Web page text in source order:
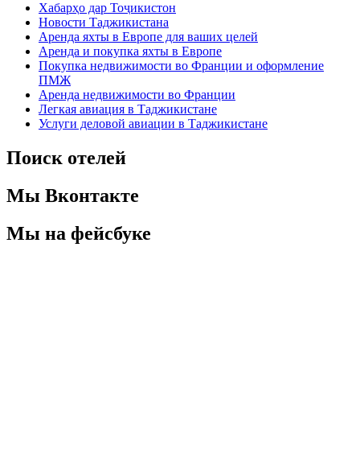
Хабарҳо дар Тоҷикистон
Новости Таджикистана
Аренда яхты в Европе для ваших целей
Аренда и покупка яхты в Европе
Покупка недвижимости во Франции и оформление
ПМЖ
Аренда недвижимости во Франции
Легкая авиация в Таджикистане
Услуги деловой авиации в Таджикистане
Поиск отелей
Мы Вконтакте
Мы на фейсбуке